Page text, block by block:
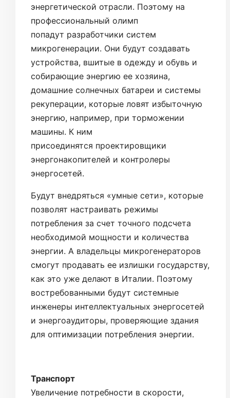
энергетической отрасли. Поэтому на
профессиональный олимп
попадут разработчики систем
микрогенерации. Они будут создавать
устройства, вшитые в одежду и обувь и
собирающие энергию ее хозяина,
домашние солнечных батареи и системы
рекуперации, которые ловят избыточную
энергию, например, при торможении
машины. К ним
присоединятся проектировщики
энергонакопителей и контролеры
энергосетей.
Будут внедряться «умные сети», которые
позволят настраивать режимы
потребления за счет точного подсчета
необходимой мощности и количества
энергии. А владельцы микрогенераторов
смогут продавать ее излишки государству,
как это уже делают в Италии. Поэтому
востребованными будут системные
инженеры интеллектуальных энергосетей
и энергоаудиторы, проверяющие здания
для оптимизации потребления энергии.
Транспорт
Увеличение потребности в скорости,